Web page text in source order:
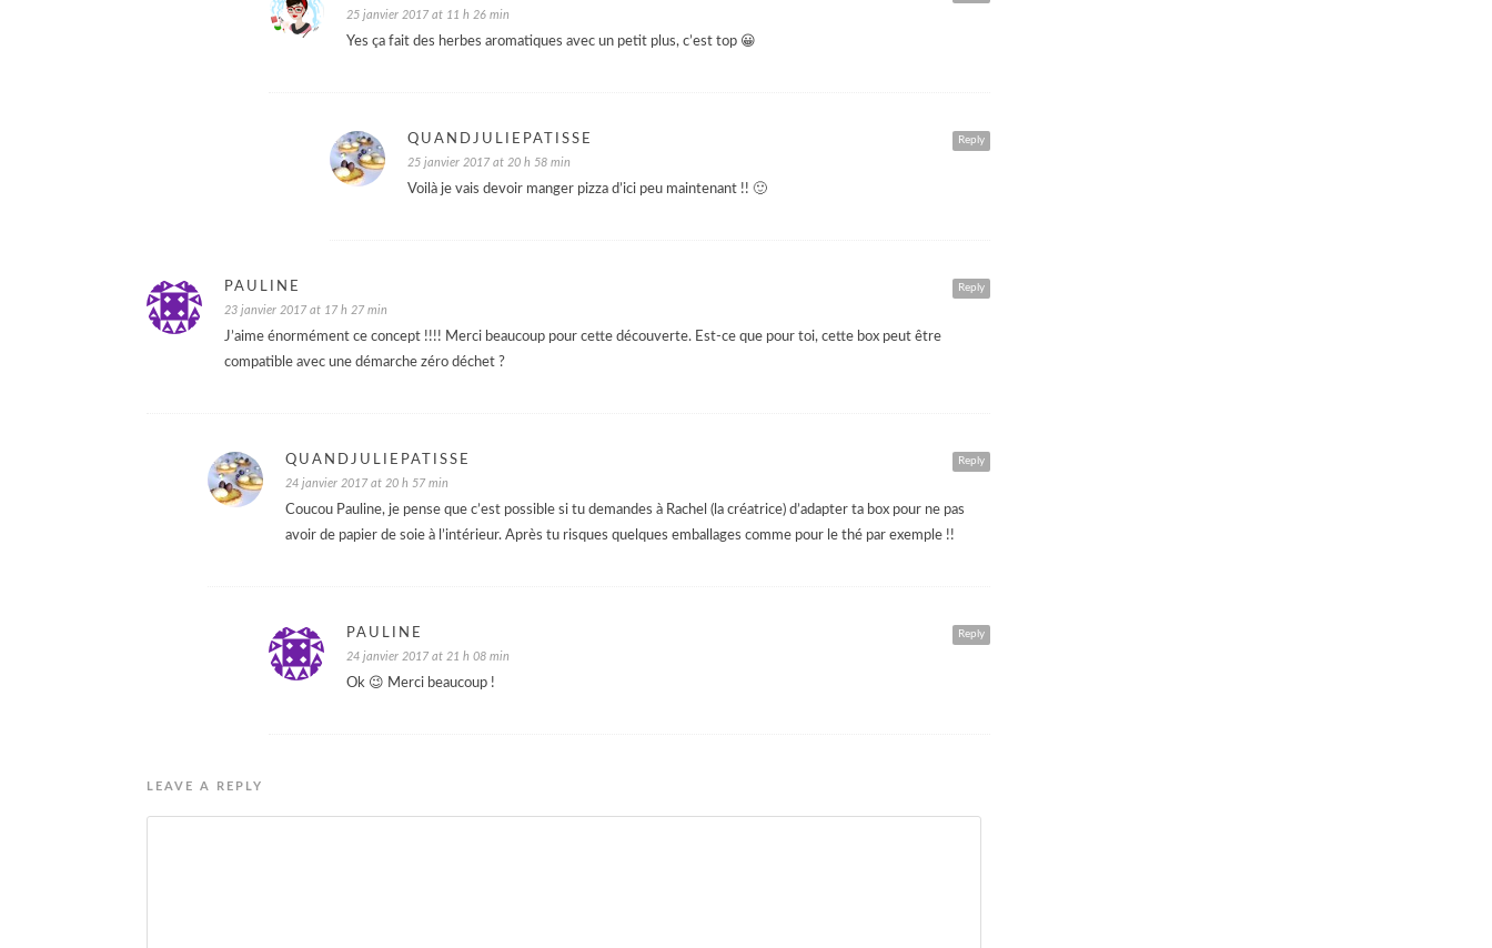
25 janvier 2017 at 11 h 26 min
Yes ça fait des herbes aromatiques avec un petit plus, c’est top 😀
Reply
QUANDJULIEPATISSE
25 janvier 2017 at 20 h 58 min
Voilà je vais devoir manger pizza d’ici peu maintenant !! 🙂
Reply
PAULINE
23 janvier 2017 at 17 h 27 min
J’aime énormément ce concept !!!! Merci beaucoup pour cette découverte. Est-ce que pour toi, cette box peut être
compatible avec une démarche zéro déchet ?
Reply
QUANDJULIEPATISSE
24 janvier 2017 at 20 h 57 min
Coucou Pauline, je pense que c’est possible si tu demandes à Rachel (la créatrice) d’adapter ta box pour ne pas
avoir de papier de soie à l’intérieur. Après tu risques quelques emballages comme pour le thé par exemple !!
Reply
PAULINE
24 janvier 2017 at 21 h 08 min
Ok 😉 Merci beaucoup !
LEAVE A REPLY